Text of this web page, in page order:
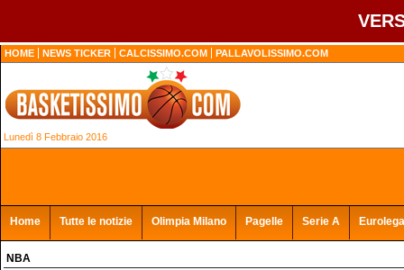
HOME NEWS TICKER CALCISSIMO.COM PALLAVOLISSIMO.COM
Lunedì 8 Febbraio 2016
Home Tutte le notizie Olimpia Milano Pagelle Serie A Eurolega
NBA